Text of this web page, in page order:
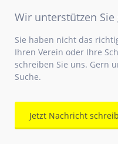
Wir unterstützen Sie
Sie haben nicht das
Ihren Verein oder Ihre
schreiben Sie uns. Gern
Suche.
Jetzt Nachricht